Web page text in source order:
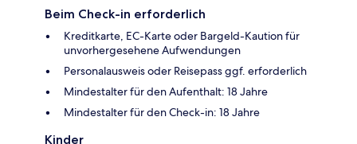
Beim Check-in erforderlich
Kreditkarte, EC-Karte oder Bargeld-Kaution für
unvorhergesehene Aufwendungen
Personalausweis oder Reisepass ggf. erforderlich
Mindestalter für den Aufenthalt: 18 Jahre
Mindestalter für den Check-in: 18 Jahre
Kinder